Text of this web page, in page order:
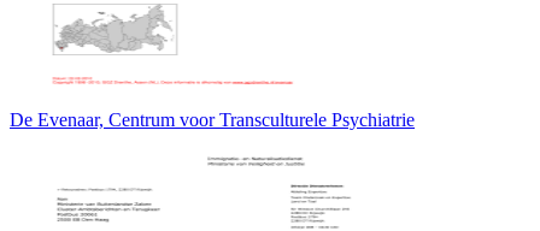
De Evenaar, Centrum voor Transculturele Psychiatrie